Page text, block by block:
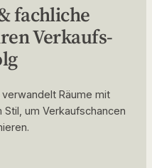
fachliche
Verkaufs­
Räume mit
um Verkaufschancen